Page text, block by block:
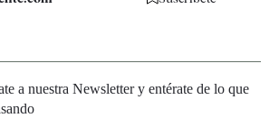
a nuestra Newsletter y entérate de lo que